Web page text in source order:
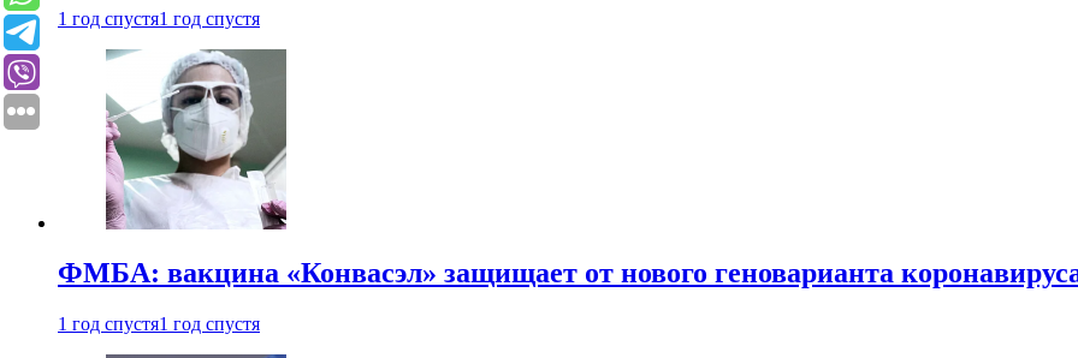
1 год спустя1 год спустя
ФМБА: вакцина «Конвасэл» защищает от нового геноварианта
1 год спустя1 год спустя